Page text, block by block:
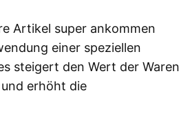
Artikel super ankommen
einer speziellen
steigert den Wert der Waren
erhöht die